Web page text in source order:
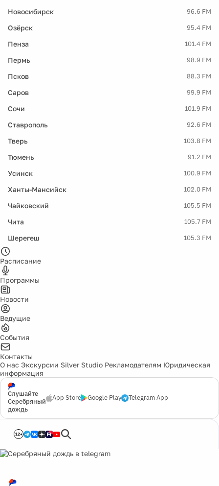
Новосибирск 96.6 FM
Озёрск 95.4 FM
Пенза 101.4 FM
Пермь 98.9 FM
Псков 88.3 FM
Саров 99.9 FM
Сочи 101.9 FM
Ставрополь 92.6 FM
Тверь 103.8 FM
Тюмень 91.2 FM
Усинск 100.9 FM
Ханты-Мансийск 102.0 FM
Чайковский 105.5 FM
Чита 105.7 FM
Шерегеш 105.3 FM
Расписание
Программы
Новости
Ведущие
События
Контакты
О нас Экскурсии Silver Studio Рекламодателям Юридическая
информация
Слушайте
Серебряный
дождь
App Store Google Play Telegram App
12+